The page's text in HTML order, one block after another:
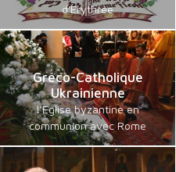
d'Erythrée
Gréco-Catholique
Ukrainienne
l’Eglise byzantine en
communion avec Rome